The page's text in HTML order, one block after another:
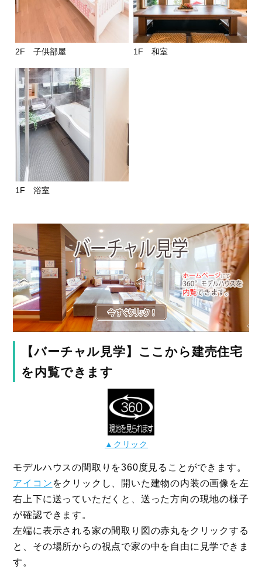
2F 子供部屋 1F 和室
1F 浴室
【バーチャル見学】ここから建売住宅
を内覧できます
▲クリック
モデルハウスの間取りを360度見ることができます。
アイコン をクリックし、開いた建物の内装の画像を左
右上下に送っていただくと、送った方向の現地の様子
が確認できます。
左端に表示される家の間取り図の赤丸をクリックする
と、その場所からの視点で家の中を自由に見学できま
す。